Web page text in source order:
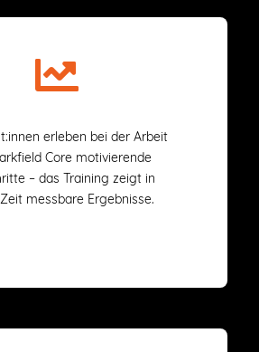
erleben bei der Arbeit
Core motivierende
– das Training zeigt in
messbare Ergebnisse.